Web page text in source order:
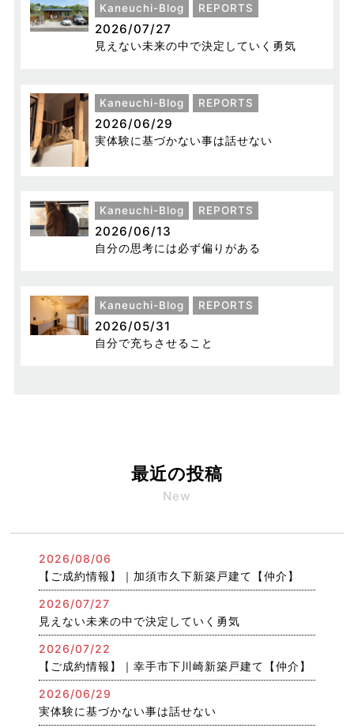
Kaneuchi-Blog REPORTS
2026/07/27
見えない未来の中で決定していく勇気
Kaneuchi-Blog REPORTS
2026/06/29
実体験に基づかない事は話せない
Kaneuchi-Blog REPORTS
2026/06/13
自分の思考には必ず偏りがある
Kaneuchi-Blog REPORTS
2026/05/31
自分で充ちさせること
最近の投稿
New
2026/08/06
【ご成約情報】｜加須市久下新築戸建て【仲介】
2026/07/27
見えない未来の中で決定していく勇気
2026/07/22
【ご成約情報】｜幸手市下川崎新築戸建て【仲介】
2026/06/29
実体験に基づかない事は話せない